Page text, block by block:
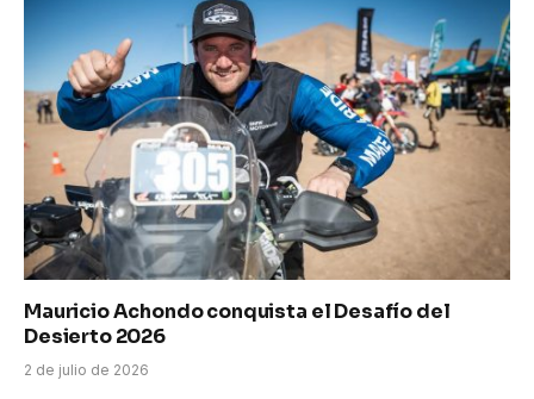
Mauricio Achondo conquista el Desafío del
Desierto 2026
2 de julio de 2026